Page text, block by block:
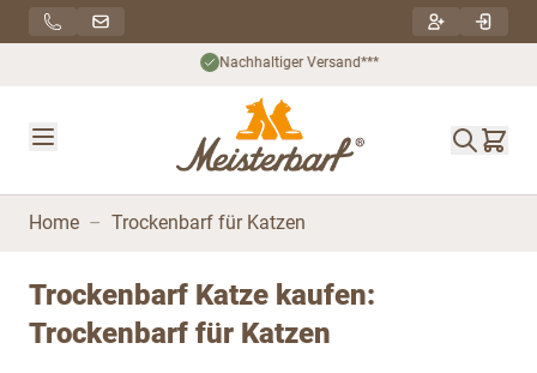
Direkt zum Inhalt
Nachhaltiger Versand***
Home – Trockenbarf für Katzen
Trockenbarf Katze kaufen:
Trockenbarf für Katzen